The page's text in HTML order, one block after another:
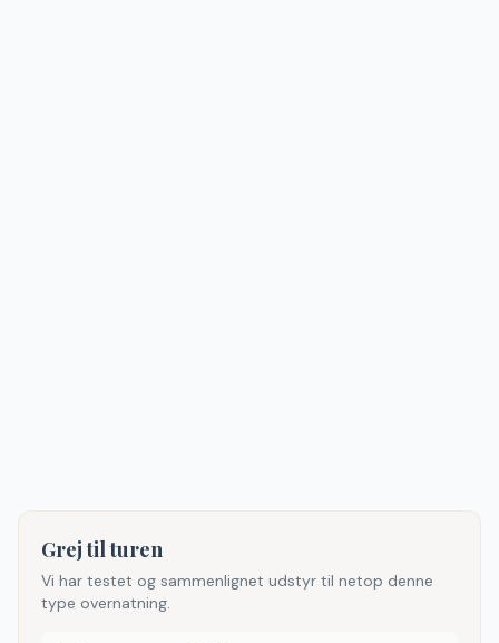
Grej til turen
Vi har testet og sammenlignet udstyr til netop denne
type overnatning.